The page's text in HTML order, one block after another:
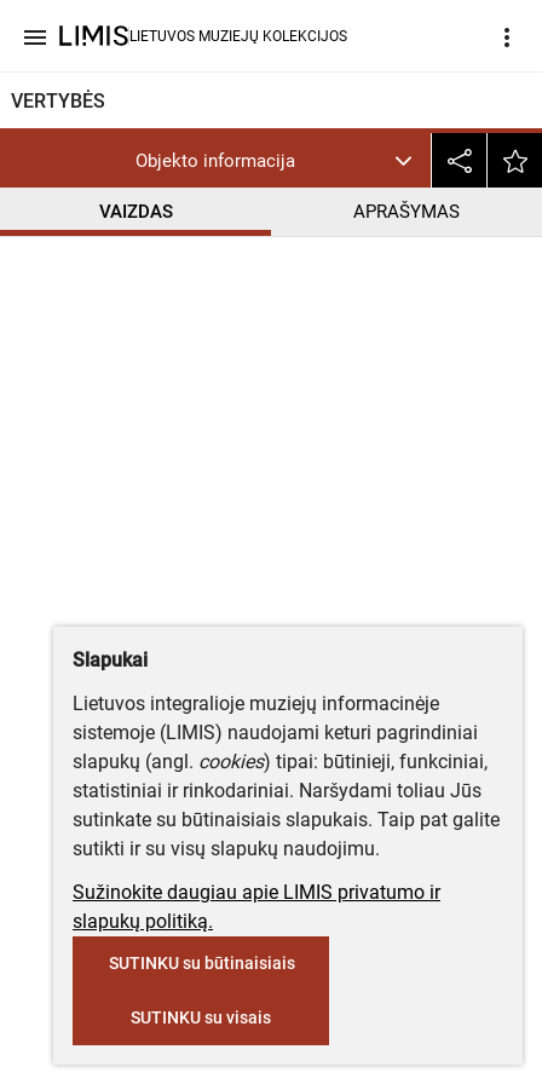
menu LIETUVOS MUZIEJŲ KOLEKCIJOS more_vert
VERTYBĖS
Objekto informacija
VAIZDAS APRAŠYMAS
Slapukai
Lietuvos integralioje muziejų informacinėje
sistemoje (LIMIS) naudojami keturi pagrindiniai
slapukų (angl. cookies) tipai: būtinieji, funkciniai,
statistiniai ir rinkodariniai. Naršydami toliau Jūs
sutinkate su būtinaisiais slapukais. Taip pat galite
sutikti ir su visų slapukų naudojimu.
Sužinokite daugiau apie LIMIS privatumo ir
slapukų politiką.
SUTINKU su būtinaisiais
SUTINKU su visais